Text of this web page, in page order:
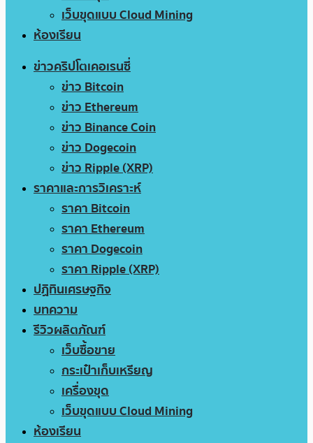
เว็บขุดแบบ Cloud Mining
ห้องเรียน
ข่าวคริปโตเคอเรนซี่
ข่าว Bitcoin
ข่าว Ethereum
ข่าว Binance Coin
ข่าว Dogecoin
ข่าว Ripple (XRP)
ราคาและการวิเคราะห์
ราคา Bitcoin
ราคา Ethereum
ราคา Dogecoin
ราคา Ripple (XRP)
ปฏิทินเศรษฐกิจ
บทความ
รีวิวผลิตภัณฑ์
เว็บซื้อขาย
กระเป๋าเก็บเหรียญ
เครื่องขุด
เว็บขุดแบบ Cloud Mining
ห้องเรียน